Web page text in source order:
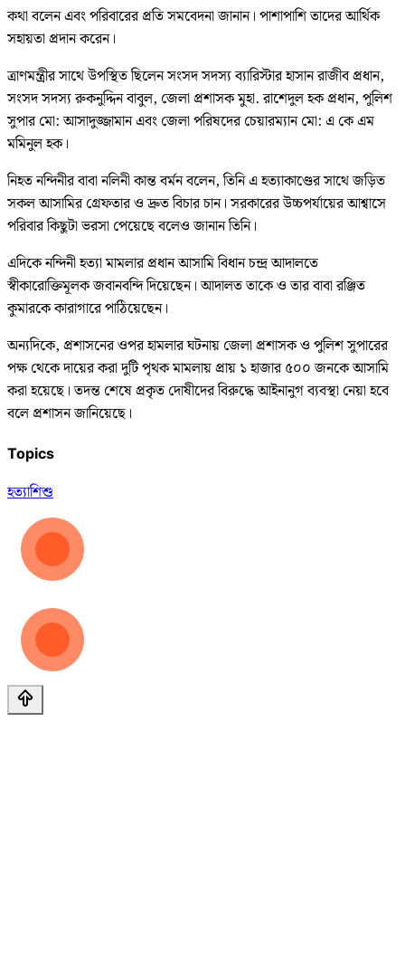
কথা বলেন এবং পরিবারের প্রতি সমবেদনা জানান। পাশাপাশি তাদের আর্থিক
সহায়তা প্রদান করেন।
ত্রাণমন্ত্রীর সাথে উপস্থিত ছিলেন সংসদ সদস্য ব্যারিস্টার হাসান রাজীব প্রধান,
সংসদ সদস্য রুকনুদ্দিন বাবুল, জেলা প্রশাসক মুহা. রাশেদুল হক প্রধান, পুলিশ
সুপার মো: আসাদুজ্জামান এবং জেলা পরিষদের চেয়ারম্যান মো: এ কে এম
মমিনুল হক।
নিহত নন্দিনীর বাবা নলিনী কান্ত বর্মন বলেন, তিনি এ হত্যাকাণ্ডের সাথে জড়িত
সকল আসামির গ্রেফতার ও দ্রুত বিচার চান। সরকারের উচ্চপর্যায়ের আশ্বাসে
পরিবার কিছুটা ভরসা পেয়েছে বলেও জানান তিনি।
এদিকে নন্দিনী হত্যা মামলার প্রধান আসামি বিধান চন্দ্র আদালতে
স্বীকারোক্তিমূলক জবানবন্দি দিয়েছেন। আদালত তাকে ও তার বাবা রঞ্জিত
কুমারকে কারাগারে পাঠিয়েছেন।
অন্যদিকে, প্রশাসনের ওপর হামলার ঘটনায় জেলা প্রশাসক ও পুলিশ সুপারের
পক্ষ থেকে দায়ের করা দুটি পৃথক মামলায় প্রায় ১ হাজার ৫০০ জনকে আসামি
করা হয়েছে। তদন্ত শেষে প্রকৃত দোষীদের বিরুদ্ধে আইনানুগ ব্যবস্থা নেয়া হবে
বলে প্রশাসন জানিয়েছে।
Topics
হত্যাশিশু